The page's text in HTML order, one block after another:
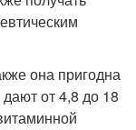
она пригодна
от 4,8 до 18